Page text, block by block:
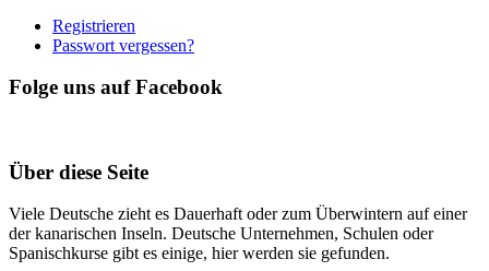
Registrieren
Passwort vergessen?
Folge uns auf Facebook
Über diese Seite
Viele Deutsche zieht es Dauerhaft oder zum Überwintern auf einer
der kanarischen Inseln. Deutsche Unternehmen, Schulen oder
Spanischkurse gibt es einige, hier werden sie gefunden.